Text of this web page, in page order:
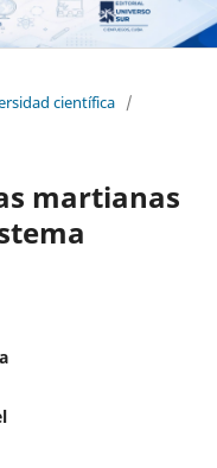
científica /
martianas